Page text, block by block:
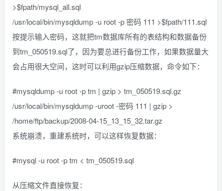
>$fpath/mysql_all.sql
/usr/local/bin/mysqldump -u root -p 密码 111 >$fpath/111.sql
按提示输入密码，这就把tm数据库所有的表结构和数据备份
到tm_050519.sql了，因为要总进行备份工作，如果数据量大
会占用很大空间，这时可以利用gzip压缩数据，命令如下：
#mysqldump -u root -p tm | gzip > tm_050519.sql.gz
/usr/local/bin/mysqldump -uroot -密码 111 | gzip >
/home/ftp/backup/2008-04-15_13_15_32.tar.gz
系统崩溃，重建系统时，可以这样恢复数据：
#mysql -u root -p tm < tm_050519.sql
从压缩文件直接恢复：